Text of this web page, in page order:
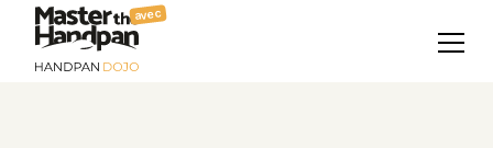
avec